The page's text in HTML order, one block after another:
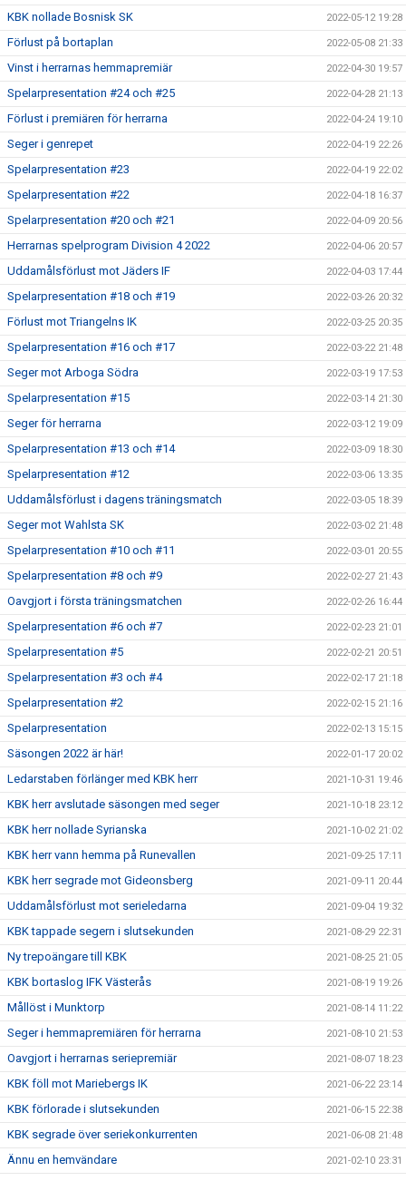
KBK nollade Bosnisk SK 2022-05-12 19:28
Förlust på bortaplan 2022-05-08 21:33
Vinst i herrarnas hemmapremiär 2022-04-30 19:57
Spelarpresentation #24 och #25 2022-04-28 21:13
Förlust i premiären för herrarna 2022-04-24 19:10
Seger i genrepet 2022-04-19 22:26
Spelarpresentation #23 2022-04-19 22:02
Spelarpresentation #22 2022-04-18 16:37
Spelarpresentation #20 och #21 2022-04-09 20:56
Herrarnas spelprogram Division 4 2022 2022-04-06 20:57
Uddamålsförlust mot Jäders IF 2022-04-03 17:44
Spelarpresentation #18 och #19 2022-03-26 20:32
Förlust mot Triangelns IK 2022-03-25 20:35
Spelarpresentation #16 och #17 2022-03-22 21:48
Seger mot Arboga Södra 2022-03-19 17:53
Spelarpresentation #15 2022-03-14 21:30
Seger för herrarna 2022-03-12 19:09
Spelarpresentation #13 och #14 2022-03-09 18:30
Spelarpresentation #12 2022-03-06 13:35
Uddamålsförlust i dagens träningsmatch 2022-03-05 18:39
Seger mot Wahlsta SK 2022-03-02 21:48
Spelarpresentation #10 och #11 2022-03-01 20:55
Spelarpresentation #8 och #9 2022-02-27 21:43
Oavgjort i första träningsmatchen 2022-02-26 16:44
Spelarpresentation #6 och #7 2022-02-23 21:01
Spelarpresentation #5 2022-02-21 20:51
Spelarpresentation #3 och #4 2022-02-17 21:18
Spelarpresentation #2 2022-02-15 21:16
Spelarpresentation 2022-02-13 15:15
Säsongen 2022 är här! 2022-01-17 20:02
Ledarstaben förlänger med KBK herr 2021-10-31 19:46
KBK herr avslutade säsongen med seger 2021-10-18 23:12
KBK herr nollade Syrianska 2021-10-02 21:02
KBK herr vann hemma på Runevallen 2021-09-25 17:11
KBK herr segrade mot Gideonsberg 2021-09-11 20:44
Uddamålsförlust mot serieledarna 2021-09-04 19:32
KBK tappade segern i slutsekunden 2021-08-29 22:31
Ny trepoängare till KBK 2021-08-25 21:05
KBK bortaslog IFK Västerås 2021-08-19 19:26
Mållöst i Munktorp 2021-08-14 11:22
Seger i hemmapremiären för herrarna 2021-08-10 21:53
Oavgjort i herrarnas seriepremiär 2021-08-07 18:23
KBK föll mot Mariebergs IK 2021-06-22 23:14
KBK förlorade i slutsekunden 2021-06-15 22:38
KBK segrade över seriekonkurrenten 2021-06-08 21:48
Ännu en hemvändare 2021-02-10 23:31